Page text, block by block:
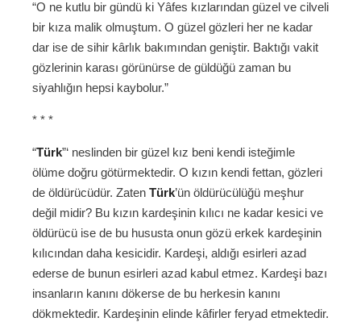
“O ne kutlu bir gündü ki Yâfes kızlarından güzel ve cilveli
bir kıza malik olmuştum. O güzel gözleri her ne kadar
dar ise de sihir kârlık bakımından geniştir. Baktığı vakit
gözlerinin karası görünürse de güldüğü zaman bu
siyahlığın hepsi kaybolur.”
* * *
“Türk”‘ neslinden bir güzel kız beni kendi isteğimle
ölüme doğru götürmektedir. O kızın kendi fettan, gözleri
de öldürücüdür. Zaten Türk’ün öldürücülüğü meşhur
değil midir? Bu kızın kardeşinin kılıcı ne kadar kesici ve
öldürücü ise de bu hususta onun gözü erkek kardeşinin
kılıcından daha kesicidir. Kardeşi, aldığı esirleri azad
ederse de bunun esirleri azad kabul etmez. Kardeşi bazı
insanların kanını dökerse de bu herkesin kanını
dökmektedir. Kardeşinin elinde kâfirler feryad etmektedir.